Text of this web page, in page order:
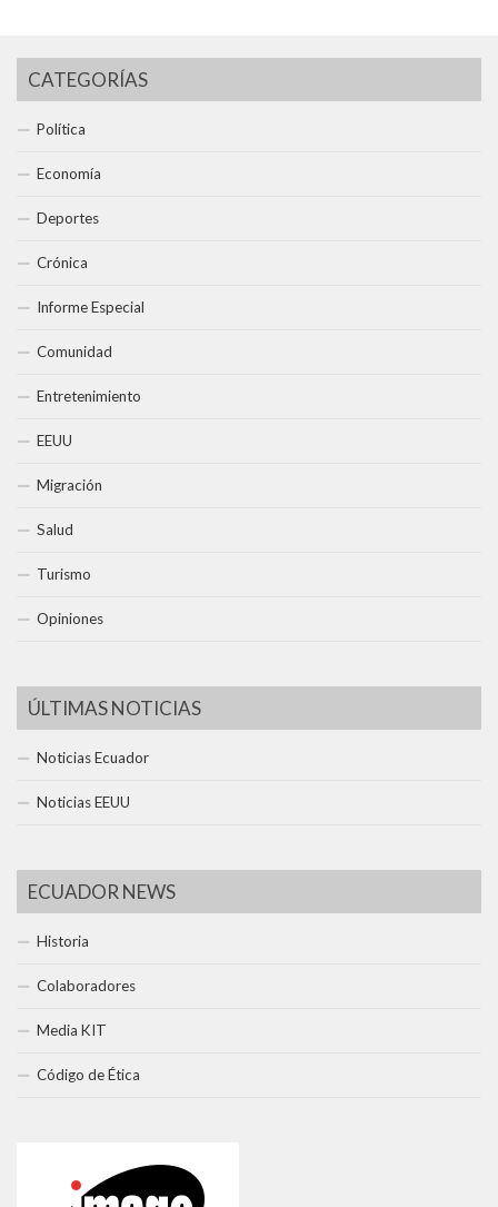
CATEGORÍAS
Política
Economía
Deportes
Crónica
Informe Especial
Comunidad
Entretenimiento
EEUU
Migración
Salud
Turismo
Opiniones
ÚLTIMAS NOTICIAS
Noticias Ecuador
Noticias EEUU
ECUADOR NEWS
Historia
Colaboradores
Media KIT
Código de Ética